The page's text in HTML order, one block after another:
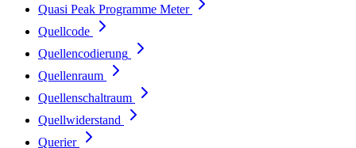
Quasi Peak Programme Meter
Quellcode
Quellencodierung
Quellenraum
Quellenschaltraum
Quellwiderstand
Querier